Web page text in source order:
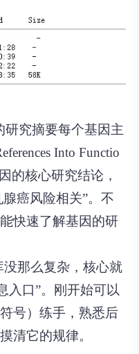
研究摘要每个基因主
Into Functio
的核心研究结论，
癌风险相关”。不
快速了解基因的研
没那么复杂，核心就
入口”。刚开始可以
号）练手，熟悉后
清它的规律。